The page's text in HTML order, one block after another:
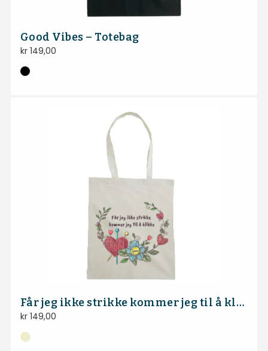
Good Vibes – Totebag
kr149,00
Får jeg ikke strikke kommer jeg til å klikke – handlenett
kr149,00